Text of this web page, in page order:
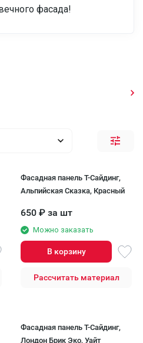
фасада!
Фасадная панель T-Сайдинг,
Альпийская Сказка, Красный
650 ₽ за шт
Можно заказать
В корзину
Рассчитать материал
Фасадная панель T-Сайдинг,
Лондон Брик Эко, Уайт